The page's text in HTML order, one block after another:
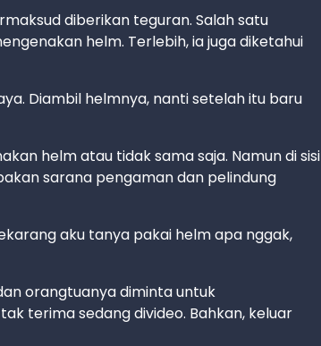
diberikan teguran. Salah satu
helm. Terlebih, ia juga diketahui
Diambil helmnya, nanti setelah itu baru
helm atau tidak sama saja. Namun di sisi
sarana pengaman dan pelindung
aku tanya pakai helm apa nggak,
orangtuanya diminta untuk
terima sedang divideo. Bahkan, keluar